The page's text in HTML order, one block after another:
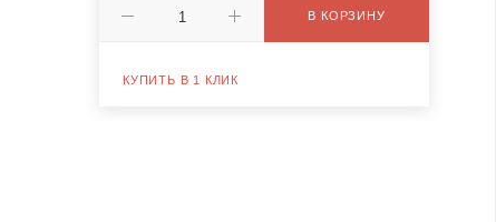
В КОРЗИНУ
КУПИТЬ В 1 КЛИК